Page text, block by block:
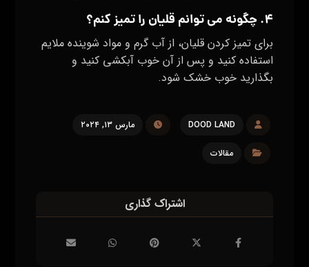
۴. چگونه می‌ توانم قلیان را تمیز کنم؟
برای تمیز کردن قلیان، از آب گرم و مواد شوینده ملایم
استفاده کنید و پس از آن خوب آبکشی کنید و
بگذارید خوب خشک شود.
DOOD LAND مارس ۱۳, ۲۰۲۴
مقالات